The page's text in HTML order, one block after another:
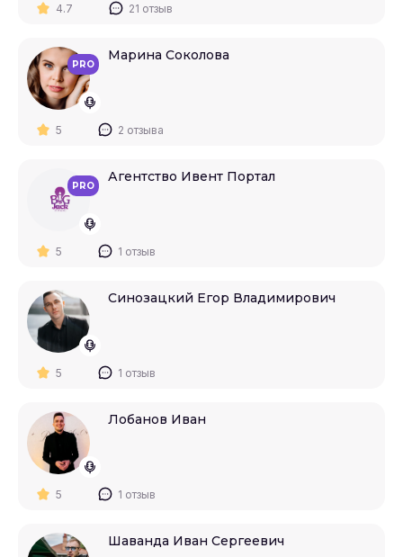
4.7 21 отзыв
PRO
Марина Соколова
5 2 отзыва
PRO
Агентство Ивент Портал
5 1 отзыв
Синозацкий Егор Владимирович
5 1 отзыв
Лобанов Иван
5 1 отзыв
Шаванда Иван Сергеевич